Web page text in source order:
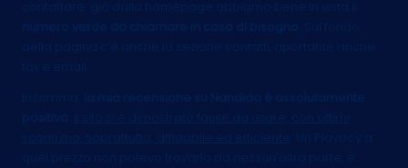
contattare: già dalla homepage abbiamo bene in vista il
numero verde da chiamare in caso di bisogno
Sul fondo
della pagina c’è anche la sezione contatti, riportante anche
fax e email.
Insomma,
la mia recensione su Nandida è assolutamente
positiva
il sito si è dimostrato facile da usare, con ottimi
sconti ma, soprattutto, affidabile ed efficiente
. Un Playboy a
quel prezzo non potevo trovarlo da nessun’altra parte, e